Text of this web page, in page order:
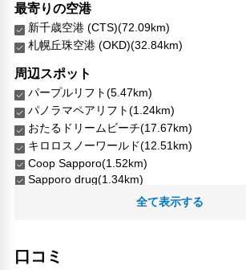
最寄りの空港
新千歳空港 (CTS)(72.09km)
札幌丘珠空港 (OKD)(32.84km)
周辺スポット
パープルリフト(5.47km)
パノラマペアリフト(1.24km)
おたるドリームビーチ(17.67km)
キロロスノーワールド(12.51km)
Coop Sapporo(1.52km)
Sapporo drug(1.34km)
Supercenter TRIAL teine-hoshioki(19.49km)
南小樽駅(1.79km)
全て表示する
口コミ